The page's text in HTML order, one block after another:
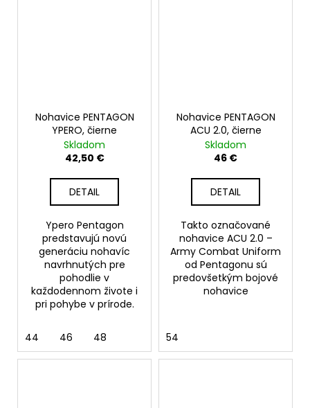
Nohavice PENTAGON
YPERO, čierne
Skladom
42,50 €
DETAIL
Ypero Pentagon
predstavujú novú
generáciu nohavíc
navrhnutých pre
pohodlie v
každodennom živote i
pri pohybe v prírode.
44 46 48
Nohavice PENTAGON
ACU 2.0, čierne
Skladom
46 €
DETAIL
Takto označované
nohavice ACU 2.0 –
Army Combat Uniform
od Pentagonu sú
predovšetkým bojové
nohavice
54